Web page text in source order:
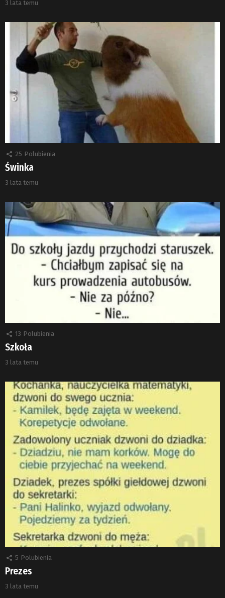
3 lata temu
25 Polubienia
Świnka
3 lata temu
13 Polubienia
Szkoła
3 lata temu
5 Polubienia
Prezes
3 lata temu